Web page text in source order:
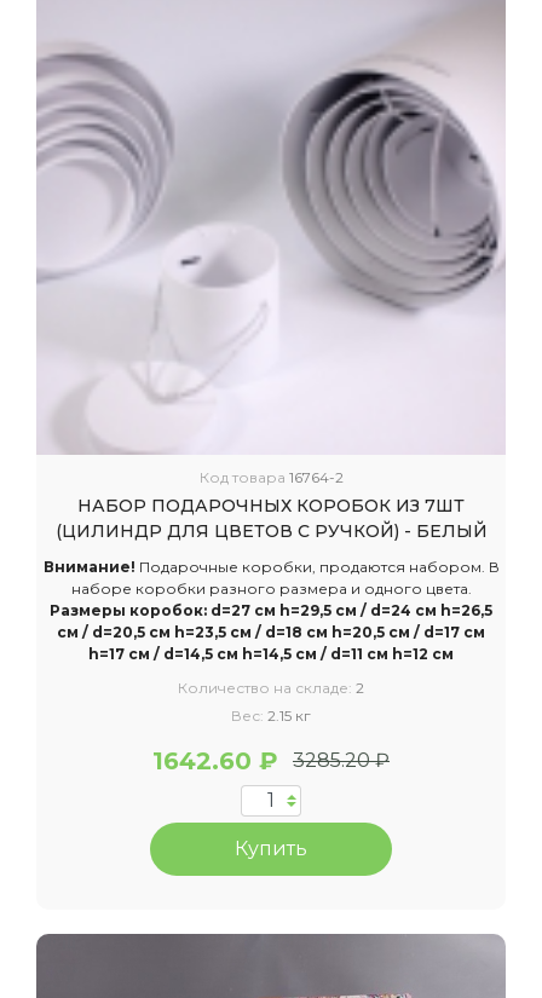
Код товара 16764-2
НАБОР ПОДАРОЧНЫХ КОРОБОК ИЗ 7ШТ
(ЦИЛИНДР ДЛЯ ЦВЕТОВ С РУЧКОЙ) - БЕЛЫЙ
Внимание! Подарочные коробки, продаются набором. В
наборе коробки разного размера и одного цвета.
Размеры коробок: d=27 см h=29,5 см / d=24 см h=26,5
см / d=20,5 см h=23,5 см / d=18 см h=20,5 см / d=17 см
h=17 см / d=14,5 см h=14,5 см / d=11 см h=12 см
Количество на складе: 2
Вес: 2.15 кг
1642.60 ₽ 3285.20 ₽
Купить